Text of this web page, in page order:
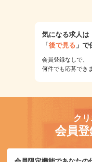
気になる求人は
「後で見る 」で
会員登録なしで、
何件でも応募でき
ク
会員